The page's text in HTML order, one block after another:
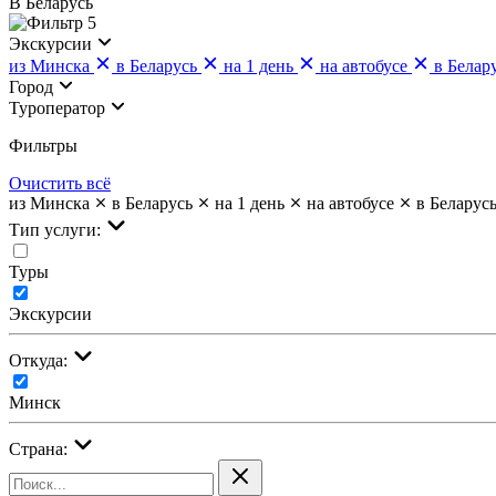
5
Экскурсии
из Минска
в Беларусь на 1 день на автобусе
в
Город
Туроператор
Фильтры
Очистить всё
из Минска
в Беларусь на 1 день на автобусе
в Беларусь
Тип услуги:
Туры
Экскурсии
Откуда:
Минск
Страна: